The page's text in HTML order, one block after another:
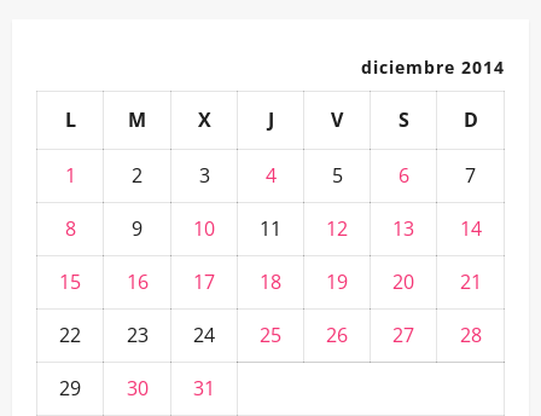
diciembre 2014
L M X J V S D
1 2 3 4 5 6
7
8
9 10 11 12 13
14
15
16 17 18 19 20
21
22
23 24 25 26 27
28
29
30
31